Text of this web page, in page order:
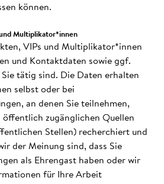
können.
Multi­pli­ka­tor*innen
VIPs und Multiplikator*innen
und Kontaktdaten sowie ggf.
tätig sind. Die Daten erhalten
selbst oder bei
an denen Sie teilnehmen,
öffentlich zugänglichen Quellen
Stellen) recherchiert und
der Meinung sind, dass Sie
als Ehrengast haben oder wir
für Ihre Arbeit